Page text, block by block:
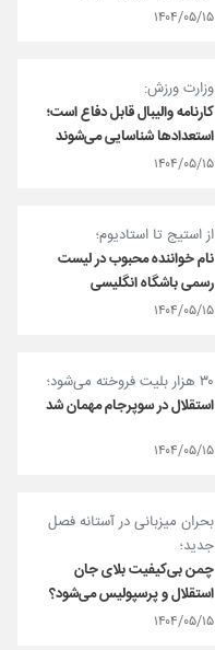
۱۴۰۴/۰۵/۱۵
وزارت ورزش:
کارنامه والیبال قابل دفاع است؛
استعدادها شناسایی می‌شوند
۱۴۰۴/۰۵/۱۵
از استیج تا استادیوم؛
نام خواننده محبوب در لیست
رسمی باشگاه انگلیسی
۱۴۰۴/۰۵/۱۵
۳۰ هزار بلیت فروخته می‌شود؛
استقلال در سوپرجام مهمان شد
۱۴۰۴/۰۵/۱۵
بحران میزبانی در آستانه فصل
جدید؛
چمن بی‌کیفیت بلای جان
استقلال و پرسپولیس می‌شود؟
۱۴۰۴/۰۵/۱۵